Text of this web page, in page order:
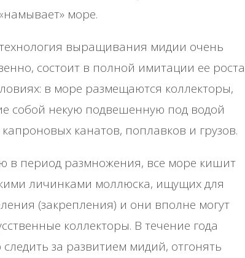
море.
выращивания мидии очень
состоит в полной имитации ее роста
в море размещаются коллекторы,
собой некую подвешенную под водой
канатов, поплавков и грузов.
в период размножения, все море кишит
личинками моллюска, ищущих для
(закрепления) и они вполне могут
коллекторы. В течение года
следить за развитием мидий, отгонять